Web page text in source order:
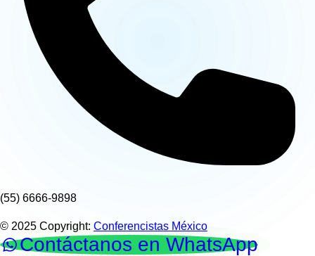
(55) 6666-9898
© 2025 Copyright: Conferencistas México
Contáctanos en WhatsApp